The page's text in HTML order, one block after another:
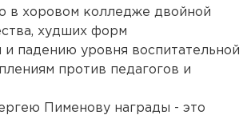
в хоровом колледже двойной
худших форм
и падению уровня воспитательной
против педагогов и
Пименову награды - это